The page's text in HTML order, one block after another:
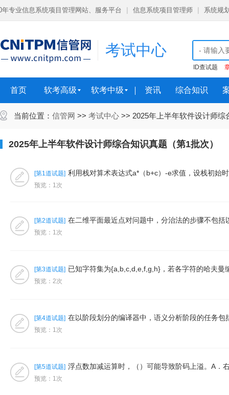
年专业信息系统项目管理网站、服务平台 信息系统项目管理师 系统规
ID查试题
考试中心
首页 软考高级 软考中级 资讯 综合知识
当前位置： 信管网 >> 考试中心 >> 2025年上半年软件设计师综
2025年上半年软件设计师综合知识真题（第1批次）
[第1道试题] 利用栈对算术表达式a*（b+c）-e求值，设栈初始
预览：1次
[第2道试题] 在二维平面最近点对问题中，分治法的步骤不包括以
预览：1次
[第3道试题] 已知字符集为{a,b,c,d,e,f,g,h}，若各字符的哈夫曼
预览：2次
[第4道试题] 在以阶段划分的编译器中，语义分析阶段的任务包
预览：1次
[第5道试题] 浮点数加减运算时，（）可能导致阶码上溢。A．
预览：1次